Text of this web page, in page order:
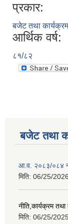
प्रकार:
बजेट तथा कार्यक्रम
आर्थिक वर्ष:
८१/८२
बजेट तथा
आ.व. २०८३/०८४
मिति: 06/25/
नीति,कार्यक्रम
मिति: 06/25/